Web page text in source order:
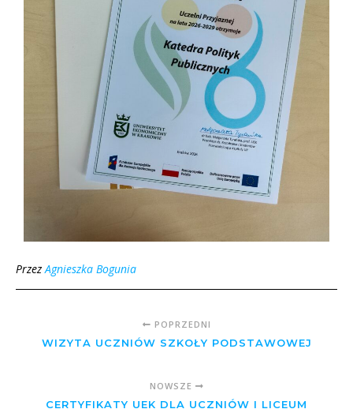
Przez Agnieszka Bogunia
POPRZEDNI
WIZYTA UCZNIÓW SZKOŁY PODSTAWOWEJ
NOWSZE
CERTYFIKATY UEK DLA UCZNIÓW I LICEUM